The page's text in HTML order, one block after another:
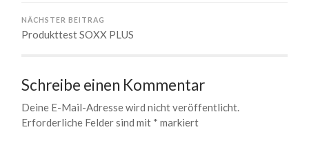
NÄCHSTER BEITRAG
Produkttest SOXX PLUS
Schreibe einen Kommentar
Deine E-Mail-Adresse wird nicht veröffentlicht.
Erforderliche Felder sind mit * markiert